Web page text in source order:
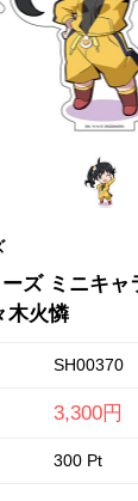
ーズ ミニキ
木火憐
SH00370
3,300円
300 Pt